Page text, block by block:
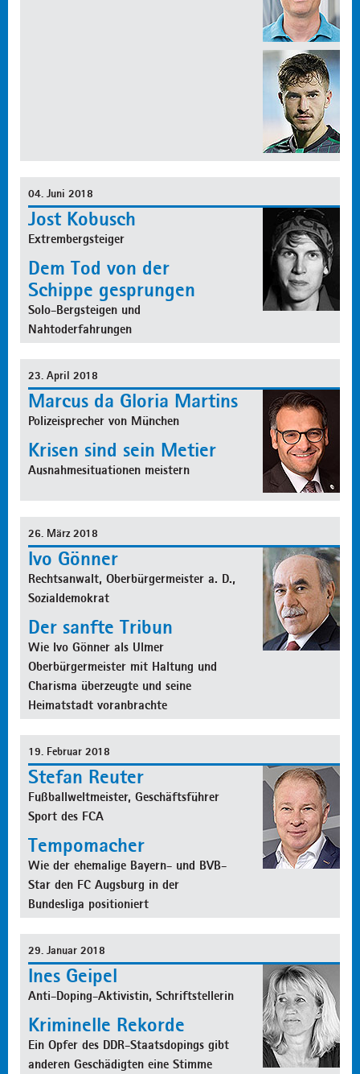
04. Juni 2018
Jost Kobusch
Extrembergsteiger
Dem Tod von der
Schippe gesprungen
Solo-Bergsteigen und
Nahtoderfahrungen
23. April 2018
Marcus da Gloria Martins
Polizeisprecher von München
Krisen sind sein Metier
Ausnahmesituationen meistern
26. März 2018
Ivo Gönner
Rechtsanwalt, Oberbürgermeister a. D.,
Sozialdemokrat
Der sanfte Tribun
Wie Ivo Gönner als Ulmer
Oberbürgermeister mit Haltung und
Charisma überzeugte und seine
Heimatstadt voranbrachte
19. Februar 2018
Stefan Reuter
Fußballweltmeister, Geschäftsführer
Sport des FCA
Tempomacher
Wie der ehemalige Bayern- und BVB-
Star den FC Augsburg in der
Bundesliga positioniert
29. Januar 2018
Ines Geipel
Anti-Doping-Aktivistin, Schriftstellerin
Kriminelle Rekorde
Ein Opfer des DDR-Staatsdopings gibt
anderen Geschädigten eine Stimme